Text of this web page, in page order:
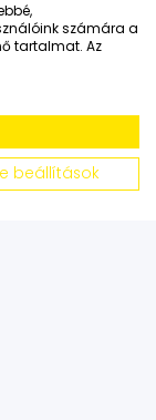
számára a
tartalmat. Az
beállítások